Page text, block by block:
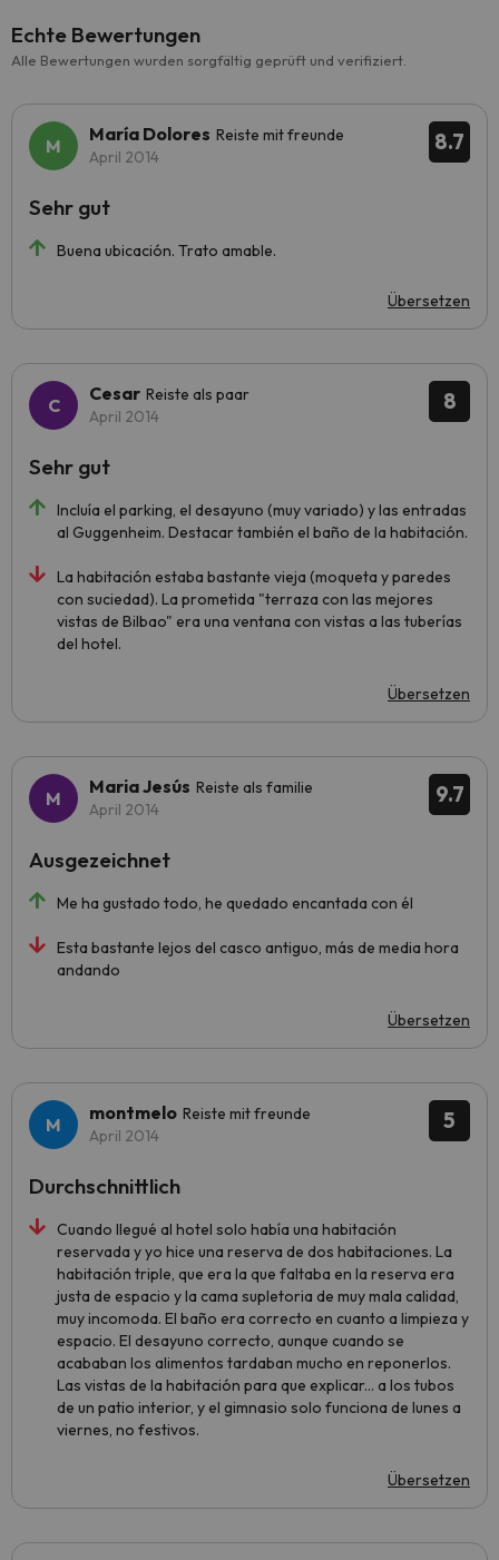
Echte Bewertungen
Alle Bewertungen wurden sorgfältig geprüft und verifiziert.
8.7
María Dolores Reiste mit freunde
April 2014
Buena ubicación. Trato amable.
Übersetzen
Sehr gut
8
Cesar Reiste als paar
April 2014
Incluía el parking, el desayuno (muy variado) y las entradas
al Guggenheim. Destacar también el baño de la habitación.
La habitación estaba bastante vieja (moqueta y paredes
con suciedad). La prometida "terraza con las mejores
vistas de Bilbao" era una ventana con vistas a las tuberías
del hotel.
Übersetzen
Sehr gut
9.7
Maria Jesús Reiste als familie
April 2014
Me ha gustado todo, he quedado encantada con él
Esta bastante lejos del casco antiguo, más de media hora
andando
Übersetzen
Ausgezeichnet
5
montmelo Reiste mit freunde
April 2014
Cuando llegué al hotel solo había una habitación
reservada y yo hice una reserva de dos habitaciones. La
habitación triple, que era la que faltaba en la reserva era
justa de espacio y la cama supletoria de muy mala calidad,
muy incomoda. El baño era correcto en cuanto a limpieza y
espacio. El desayuno correcto, aunque cuando se
acababan los alimentos tardaban mucho en reponerlos.
Las vistas de la habitación para que explicar... a los tubos
de un patio interior, y el gimnasio solo funciona de lunes a
viernes, no festivos.
Übersetzen
Durchschnittlich